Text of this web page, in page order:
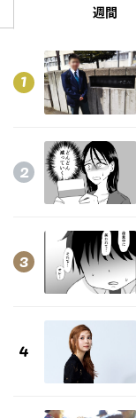
週間